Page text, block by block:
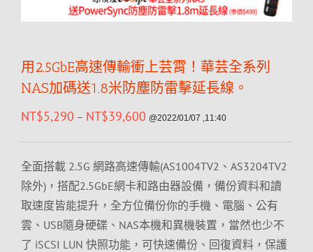
用2.5GbE高速傳輸衝上芸霄！華芸全系列
NAS加碼送1.8米防塵防雷擊延長線。
NT$5,290 – NT$39,600 @2022/01/07 ,11:40
全面搭載 2.5G 網路高速傳輸(AS1004TV2、AS3204TV2
除外)，搭配2.5GbE網卡和路由器設備，備份資料和讀
取速度皆能提升，全方位備份你的手機、電腦、公有
雲、USB隨身硬碟、NAS本機和異機裝置，當然也少不
了 iSCSI LUN 快照功能，可快速備份、回復資料，保護